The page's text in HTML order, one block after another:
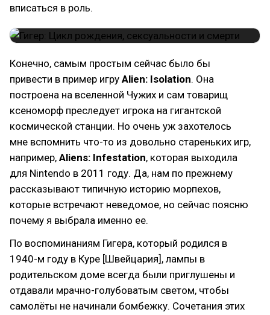
вписаться в роль.
Конечно, самым простым сейчас было бы
привести в пример игру Alien: Isolation. Она
построена на вселенной Чужих и сам товарищ
ксеноморф преследует игрока на гигантской
космической станции. Но очень уж захотелось
мне вспомнить что-то из довольно стареньких игр,
например, Aliens: Infestation, которая выходила
для Nintendo в 2011 году. Да, нам по прежнему
рассказывают типичную историю морпехов,
которые встречают неведомое, но сейчас поясню
почему я выбрала именно ее.
По воспоминаниям Гигера, который родился в
1940-м году в Куре [Швейцария], лампы в
родительском доме всегда были приглушены и
отдавали мрачно-голубоватым светом, чтобы
самолёты не начинали бомбежку. Сочетания этих